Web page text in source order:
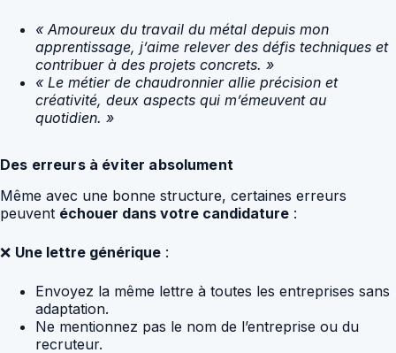
« Amoureux du travail du métal depuis mon
apprentissage, j’aime relever des défis techniques et
contribuer à des projets concrets. »
« Le métier de chaudronnier allie précision et
créativité, deux aspects qui m’émeuvent au
quotidien. »
Des erreurs à éviter absolument
Même avec une bonne structure, certaines erreurs
peuvent échouer dans votre candidature :
❌ Une lettre générique :
Envoyez la même lettre à toutes les entreprises sans
adaptation.
Ne mentionnez pas le nom de l’entreprise ou du
recruteur.